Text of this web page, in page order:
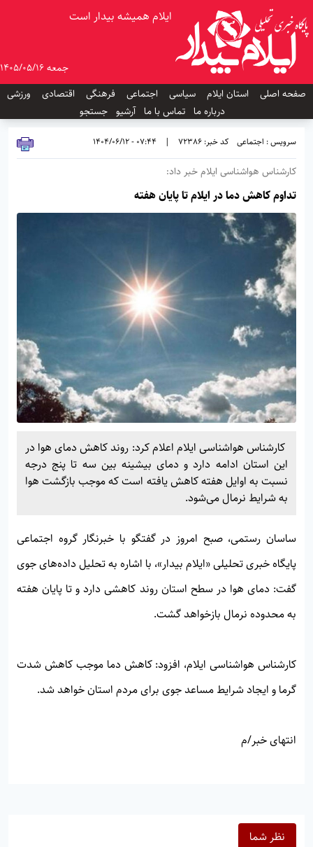
ایلام همیشه بیدار است
جمعه 1405/05/16
صفحه اصلی
استان ایلام سیاسی اجتماعی فرهنگی اقتصادی
ورزشی
درباره ما تماس با ما آرشیو جستجو
سرویس : اجتماعی کد خبر: 72386 |
07:44 - 1404/06/12
کارشناس هواشناسی ایلام خبر داد:
تداوم کاهش دما در ایلام تا پایان هفته
کارشناس هواشناسی ایلام اعلام کرد: روند کاهش دمای هوا در
این استان ادامه دارد و دمای بیشینه بین سه تا پنج درجه
نسبت به اوایل هفته کاهش یافته است که موجب بازگشت هوا
به شرایط نرمال می‌شود.
ساسان رستمی، صبح امروز در گفتگو با خبرنگار گروه اجتماعی
پایگاه خبری تحلیلی «ایلام بیدار»، با اشاره به تحلیل داده‌های جوی
گفت: دمای هوا در سطح استان روند کاهشی دارد و تا پایان هفته
به محدوده نرمال بازخواهد گشت.
کارشناس هواشناسی ایلام، افزود: کاهش دما موجب کاهش شدت
گرما و ایجاد شرایط مساعد جوی برای مردم استان خواهد شد.
انتهای خبر/م
نظر شما